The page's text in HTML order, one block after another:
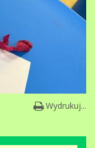
Wydrukuj...